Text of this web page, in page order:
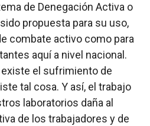
de Denegación Activa o
propuesta para su uso,
combate activo como para
aquí a nivel nacional.
el sufrimiento de
tal cosa. Y así, el trabajo
laboratorios daña al
de los trabajadores y de